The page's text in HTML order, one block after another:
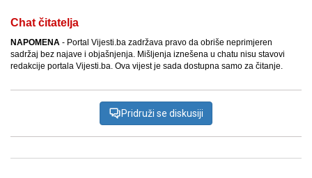
Chat čitatelja
NAPOMENA - Portal Vijesti.ba zadržava pravo da obriše neprimjeren
sadržaj bez najave i objašnjenja. Mišljenja iznešena u chatu nisu stavovi
redakcije portala Vijesti.ba. Ova vijest je sada dostupna samo za čitanje.
Pridruži se diskusiji